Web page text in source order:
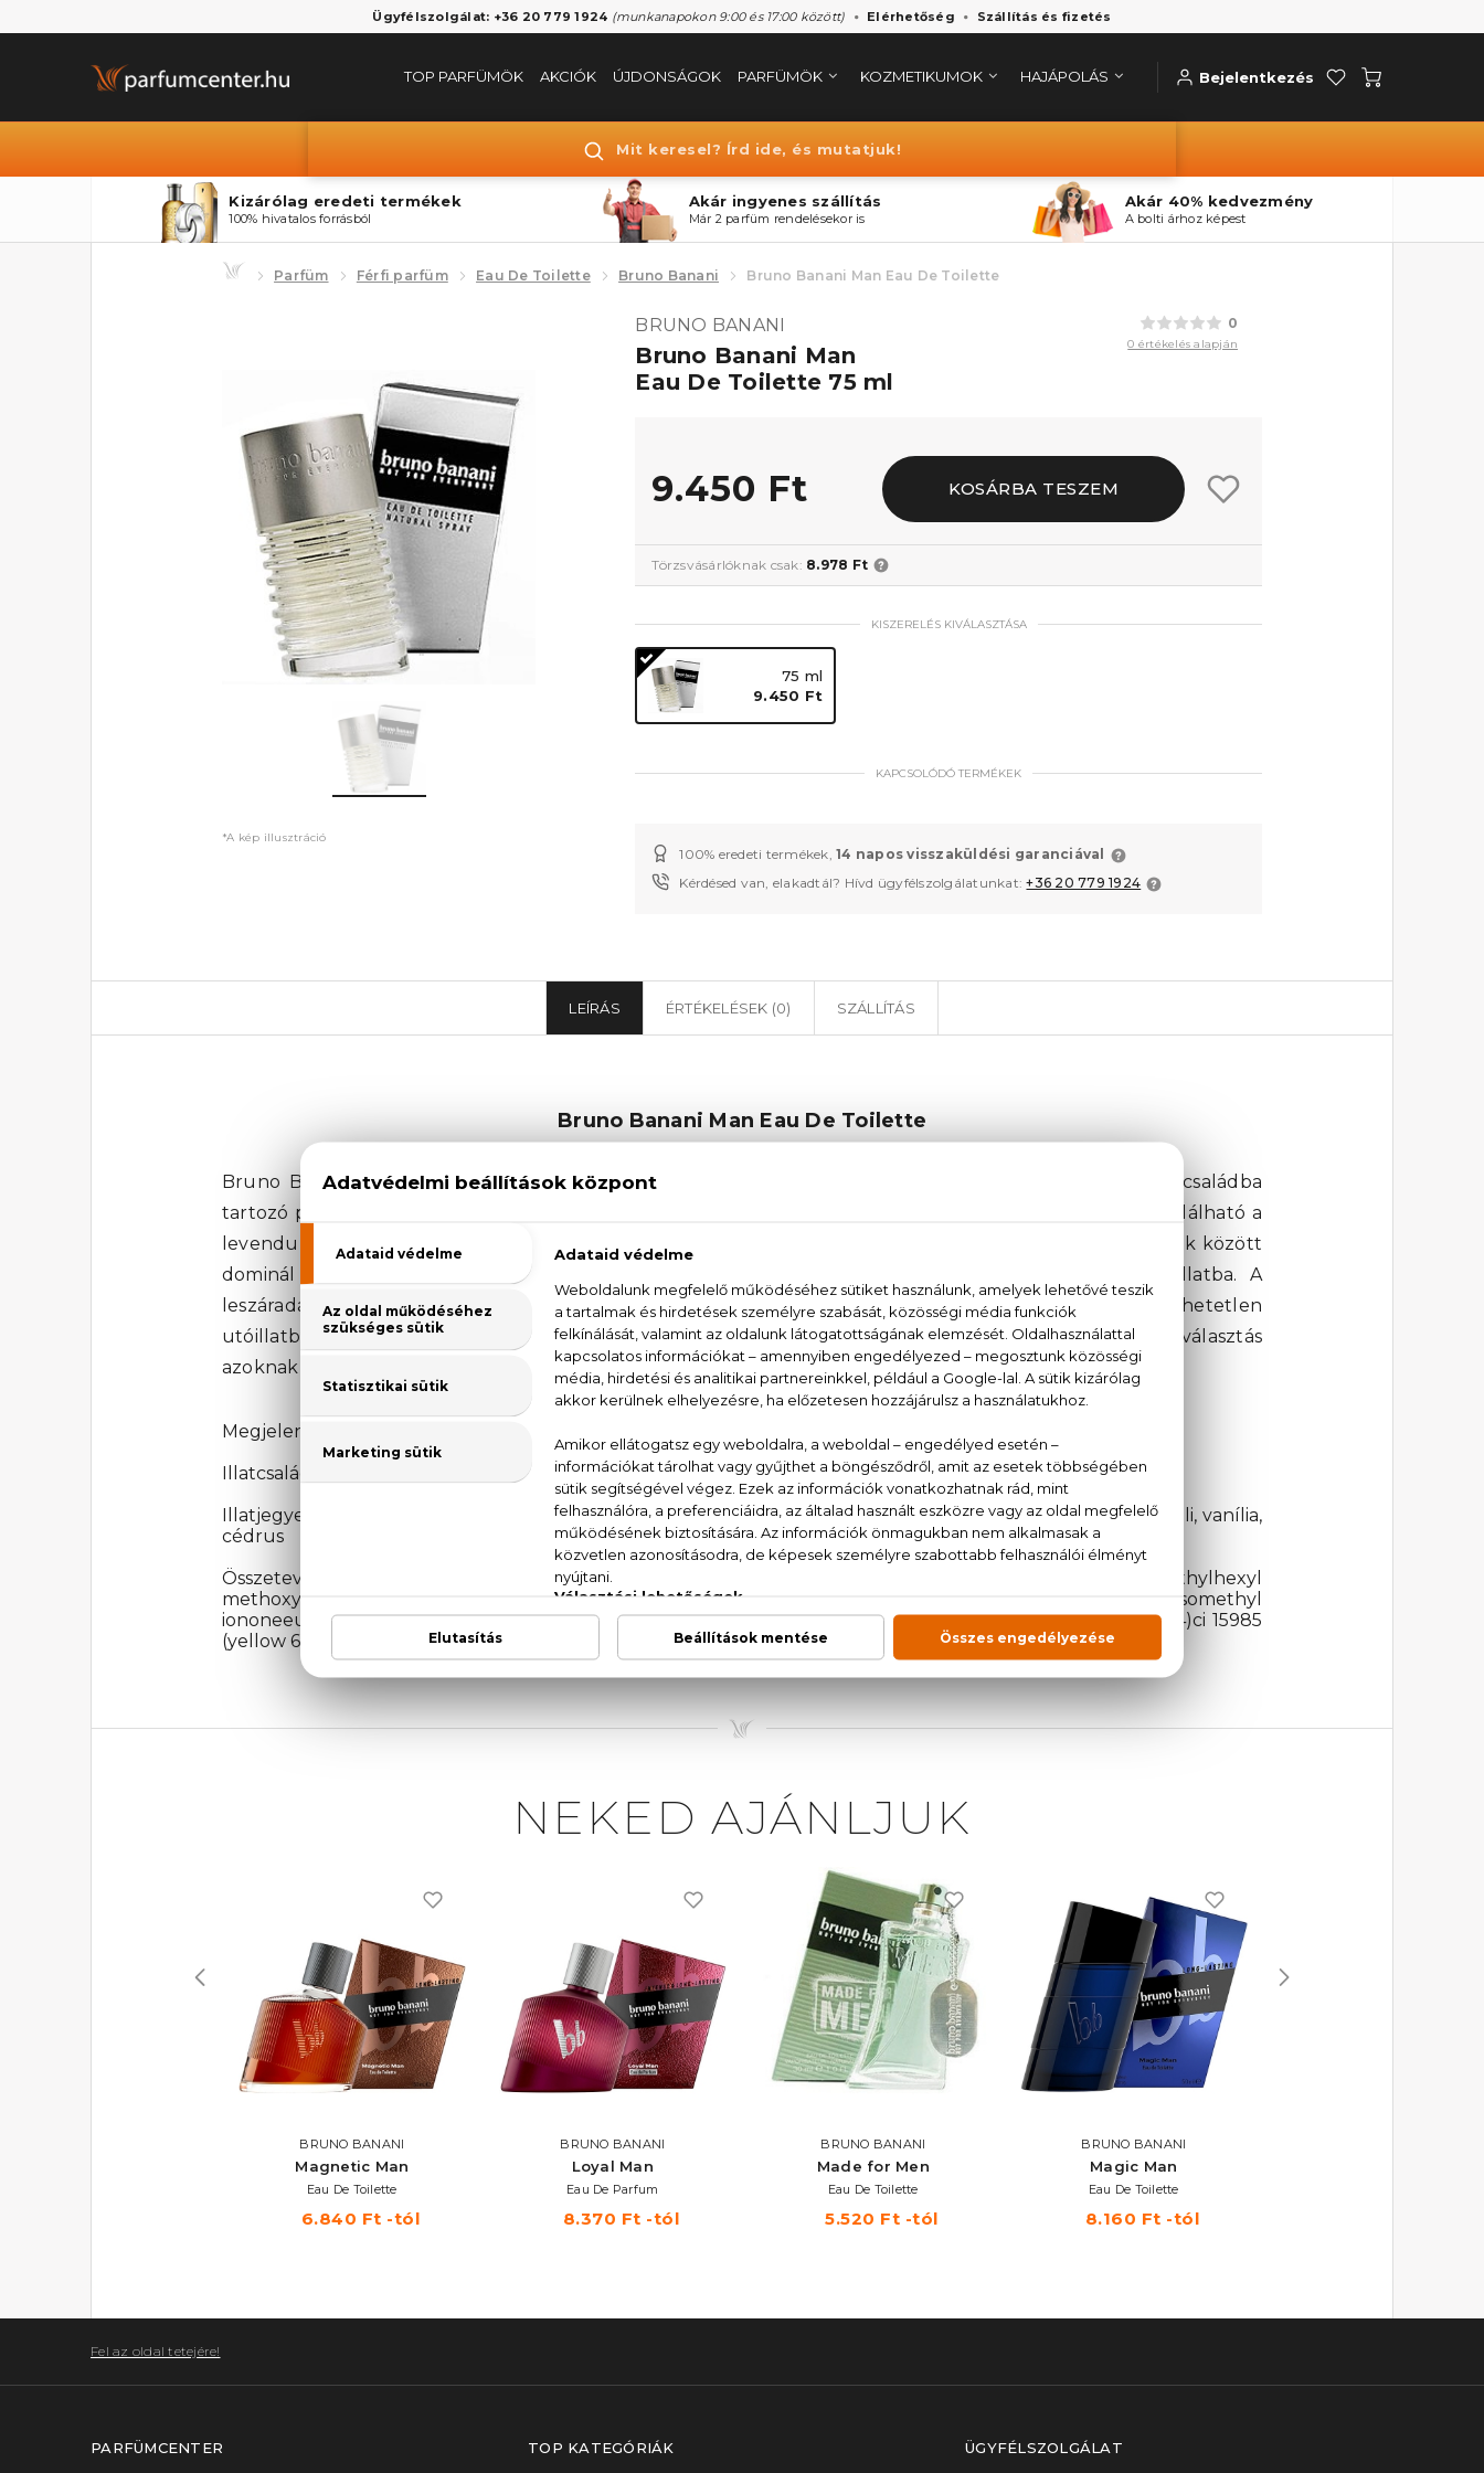
Ügyfélszolgálat: +36 20 779 1924 (munkanapokon 9:00 és 17:00 között) Elérhetőség Szállítás és fizetés
TOP PARFÜMÖK AKCIÓK ÚJDONSÁGOK PARFÜMÖK KOZMETIKUMOK HAJÁPOLÁS Bejelentkezés
Mit keresel? Írd ide, és mutatjuk!
Kizárólag eredeti termékek
100% hivatalos forrásból
Akár ingyenes szállítás
Már 2 parfüm rendelésekor is
Akár 40% kedvezmény
A bolti árhoz képest
Parfüm Férfi parfüm Eau De Toilette Bruno Banani Bruno Banani Man Eau De Toilette
*A kép illusztráció
0
0 értékelés alapján
BRUNO BANANI
Bruno Banani Man
Eau De Toilette 75 ml
9.450 Ft KOSÁRBA TESZEM
Törzsvásárlóknak csak: 8.978 Ft
KISZERELÉS KIVÁLASZTÁSA
75 ml
9.450 Ft
KAPCSOLÓDÓ TERMÉKEK
100% eredeti termékek,14 napos visszaküldési garanciával
Kérdésed van, elakadtál? Hívd ügyfélszolgálatunkat:+36 20 779 1924
LEÍRÁS ÉRTÉKELÉSEK (0) SZÁLLÍTÁS
Bruno Banani Man Eau De Toilette
Bruno Banani Man Eau De Toilette a lazán elegáns, praktikus férfiak kedvence: az aromás-zöld illatcsaládba
tartozó parfüm magában hordozza a frissesség és az erő dinamizmusát. Az illatösszetevői között megtalálható a
levendula, a menta és a csillagánizs, melyek az illat nyitányaként varázsolják el az érzékeket. A szívjegyek között
dominál a fekete kávé, a köménymag és a szegfűszeg: egyedi, karakteres jegyeket hoznak az illatba. A
leszáradásban a kerti vaníliavirág, a tonkabab, a pacsuli, a vanília és a cédrus keverednek egymással, felejthetetlen
utóillatban érezzük akár egész nap ötvözetüket. A Bruno Banani Man Eau De Toilette tökéletes választás
azoknak a férfiaknak, akik szeretik az erőteljes, mégis kifinomult illatokat.
Megjelenési év: 2000
Illatcsalád: Aromás-zöld
Illatjegyek: Levendula, menta, csillagánizs, kávé, köménymag, szegfűszeg, kerti vaníliavirág, tonkabab, pacsuli, vanília,
cédrus
Összetevők: Alcohol denat.aqua (water)parfum (fragrance)linaloollimoneneethylhexyl
methoxycinnamatecoumarindiethylamino hydroxybenzoyl hexyl benzoatealpha-isomethyl
iononeeugenolcitralcitronellolgeraniolisoeugenolbhtci 60730 (ext. violet 2)ci 19140 (yellow 5)ci 14700 (red 4)ci 15985
(yellow 6)
NEKED AJÁNLJUK
BRUNO BANANI
Magnetic Man
Eau De Toilette
6.840 Ft -tól
BRUNO BANANI
Loyal Man
Eau De Parfum
8.370 Ft -tól
BRUNO BANANI
Made for Men
Eau De Toilette
5.520 Ft -tól
BRUNO BANANI
Magic Man
Eau De Toilette
8.160 Ft -tól
Fel az oldal tetejére!
PARFÜMCENTER TOP KATEGÓRIÁK ÜGYFÉLSZOLGÁLAT